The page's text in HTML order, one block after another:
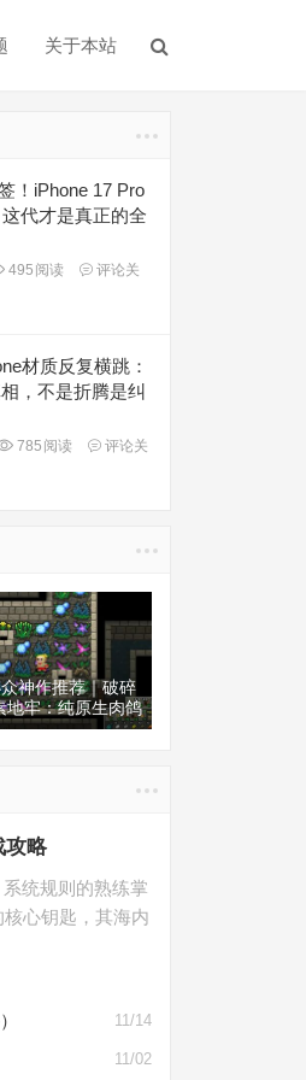
关于本站
！iPhone 17 Pro
代才是真正的全
495 阅读
评论关
材质反复横跳：
，不是折腾是纠
785 阅读
评论关
神作推荐｜破碎
地牢：纯原生肉鸽
每一局都是全新的
攻略
统规则的熟练掌
心钥匙，其海内
11/14
11/02